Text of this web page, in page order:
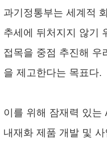
과기정통부는 세계적
추세에 뒤처지지 않기
접목을 중점 추진해 우
을 제고한다는 목표다.
이를 위해 잠재력 있는
내재화 제품 개발 및